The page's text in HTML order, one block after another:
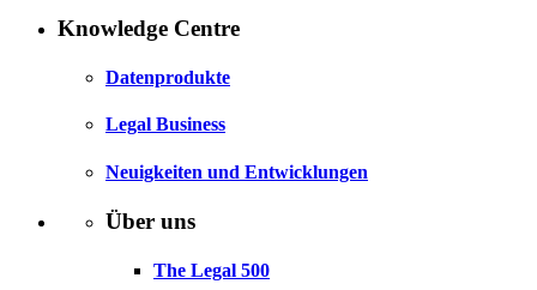
Knowledge Centre
Datenprodukte
Legal Business
Neuigkeiten und Entwicklungen
Über uns
The Legal 500